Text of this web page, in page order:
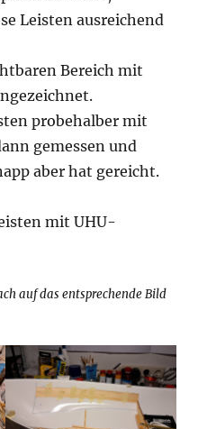
Leisten ausreichend
Bereich mit
probehalber mit
gemessen und
aber hat gereicht.
mit UHU-
auf das entsprechende Bild